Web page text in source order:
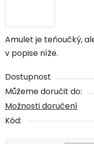
Amulet je teňoučký,
v popise níže.
Dostupnost
Můžeme doručit do:
Možnosti doručení
Kód: